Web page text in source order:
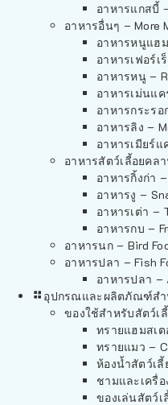
อาหารแกสบี้
อาหารอื่นๆ – More
อาหารหนูแฮ
อาหารเฟอร์เ
อาหารหนู –
อาหารเม่นแค
อาหารกระร
อาหารลิง –
อาหารเมียร์แ
อาหารสัตว์เลี้อยคล
อาหารกิ้งก่า
อาหารงู –
อาหารเต่า –
อาหารกบ –
อาหารนก – Bird
อาหารปลา – Fish
อาหารปลา –
อุปกรณและผลิตภัณฑ์สำ
ของใช้สำหรับสัตว์เ
ทรายแฮมสเต
ทรายแมว –
ห้องน้ำสัตว์เ
ชามและเครื่
ของเล่นสัตว์เ